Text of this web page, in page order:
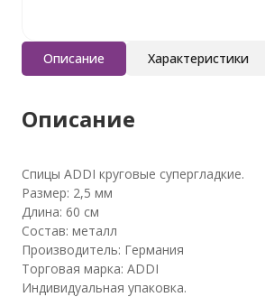
Описание Характеристики
Описание
Спицы ADDI круговые супергладкие.
Размер: 2,5 мм
Длина: 60 см
Состав: металл
Производитель: Германия
Торговая марка: ADDI
Индивидуальная упаковка.